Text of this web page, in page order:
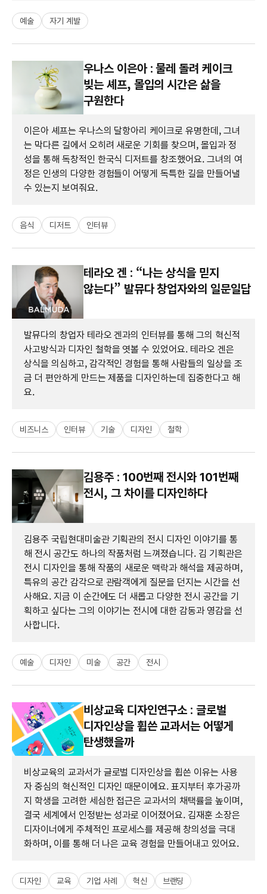
예술 자기 계발
우나스 이은아 : 물레 돌려 케이크
빚는 셰프, 몰입의 시간은 삶을
구원한다
이은아 셰프는 우나스의 달항아리 케이크로 유명한데, 그녀
는 막다른 길에서 오히려 새로운 기회를 찾으며, 몰입과 정
성을 통해 독창적인 한국식 디저트를 창조했어요. 그녀의 여
정은 인생의 다양한 경험들이 어떻게 독특한 길을 만들어낼
수 있는지 보여줘요.
음식 디저트 인터뷰
테라오 겐 : “나는 상식을 믿지
않는다” 발뮤다 창업자와의 일문일답
발뮤다의 창업자 테라오 겐과의 인터뷰를 통해 그의 혁신적
사고방식과 디자인 철학을 엿볼 수 있었어요. 테라오 겐은
상식을 의심하고, 감각적인 경험을 통해 사람들의 일상을 조
금 더 편안하게 만드는 제품을 디자인하는데 집중한다고 해
요.
비즈니스 인터뷰 기술 디자인 철학
김용주 : 100번째 전시와 101번째
전시, 그 차이를 디자인하다
김용주 국립현대미술관 기획관의 전시 디자인 이야기를 통
해 전시 공간도 하나의 작품처럼 느껴졌습니다. 김 기획관은
전시 디자인을 통해 작품의 새로운 맥락과 해석을 제공하며,
특유의 공간 감각으로 관람객에게 질문을 던지는 시간을 선
사해요. 지금 이 순간에도 더 새롭고 다양한 전시 공간을 기
획하고 싶다는 그의 이야기는 전시에 대한 감동과 영감을 선
사합니다.
예술 디자인 미술 공간 전시
비상교육 디자인연구소 : 글로벌
디자인상을 휩쓴 교과서는 어떻게
탄생했을까
비상교육의 교과서가 글로벌 디자인상을 휩쓴 이유는 사용
자 중심의 혁신적인 디자인 때문이에요. 표지부터 후가공까
지 학생을 고려한 세심한 접근은 교과서의 채택률을 높이며,
결국 세계에서 인정받는 성과로 이어졌어요. 김재훈 소장은
디자이너에게 주체적인 프로세스를 제공해 창의성을 극대
화하며, 이를 통해 더 나은 교육 경험을 만들어내고 있어요.
디자인 교육 기업 사례 혁신 브랜딩